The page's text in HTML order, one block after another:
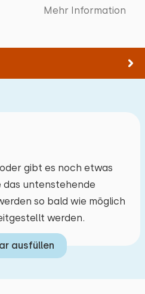
Mehr Information
gibt es noch etwas
das untenstehende
so bald wie möglich
werden.
ausfüllen